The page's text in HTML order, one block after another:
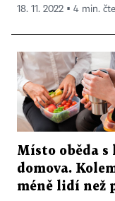
18. 11. 2022 ▪ 4 min.
Místo oběda s
domova.
méně lidí než